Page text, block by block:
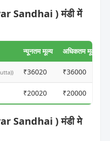
Sandhai ) मंडी में
न्यूनतम मूल्य अधिकतम मूल्य
₹36020 ₹36000
₹20020 ₹20000
Sandhai ) मंडी मे